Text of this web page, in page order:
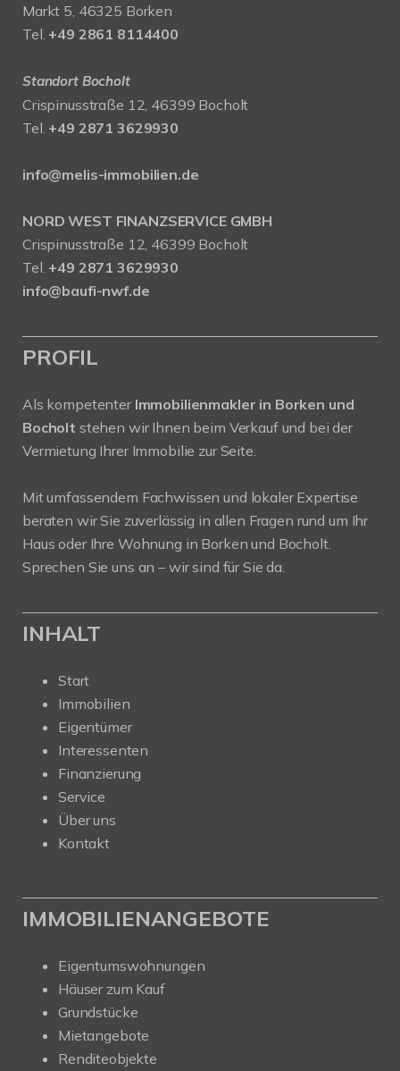
Markt 5, 46325 Borken
Tel. +49 2861 8114400
Standort Bocholt
Crispinusstraße 12, 46399 Bocholt
Tel. +49 2871 3629930
info@melis-immobilien.de
NORD WEST FINANZSERVICE GMBH
Crispinusstraße 12, 46399 Bocholt
Tel. +49 2871 3629930
info@baufi-nwf.de
PROFIL
Als kompetenter Immobilienmakler in Borken und
Bocholt stehen wir Ihnen beim Verkauf und bei der
Vermietung Ihrer Immobilie zur Seite.
Mit umfassendem Fachwissen und lokaler Expertise
beraten wir Sie zuverlässig in allen Fragen rund um Ihr
Haus oder Ihre Wohnung in Borken und Bocholt.
Sprechen Sie uns an – wir sind für Sie da.
INHALT
Start
Immobilien
Eigentümer
Interessenten
Finanzierung
Service
Über uns
Kontakt
IMMOBILIENANGEBOTE
Eigentumswohnungen
Häuser zum Kauf
Grundstücke
Mietangebote
Renditeobjekte